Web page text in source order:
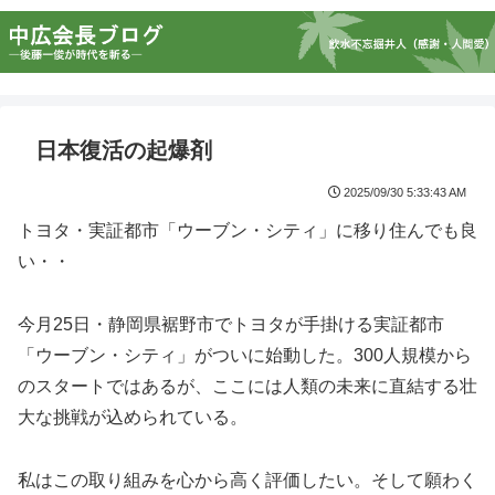
日本復活の起爆剤
2025/09/30 5:33:43 AM
トヨタ・実証都市「ウーブン・シティ」に移り住んでも良
い・・
今月25日・静岡県裾野市でトヨタが手掛ける実証都市
「ウーブン・シティ」がついに始動した。300人規模から
のスタートではあるが、ここには人類の未来に直結する壮
大な挑戦が込められている。
私はこの取り組みを心から高く評価したい。そして願わく